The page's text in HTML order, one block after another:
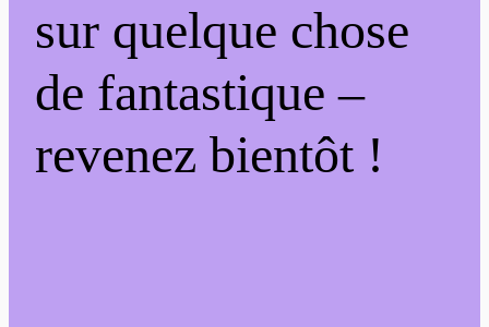
sur quelque chose
de fantastique –
revenez bientôt !